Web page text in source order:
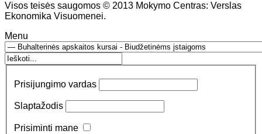
Visos teisės saugomos © 2013 Mokymo Centras: Verslas
Ekonomika Visuomenei.
Menu
Prisijungimo vardas
Slaptažodis
Prisiminti mane